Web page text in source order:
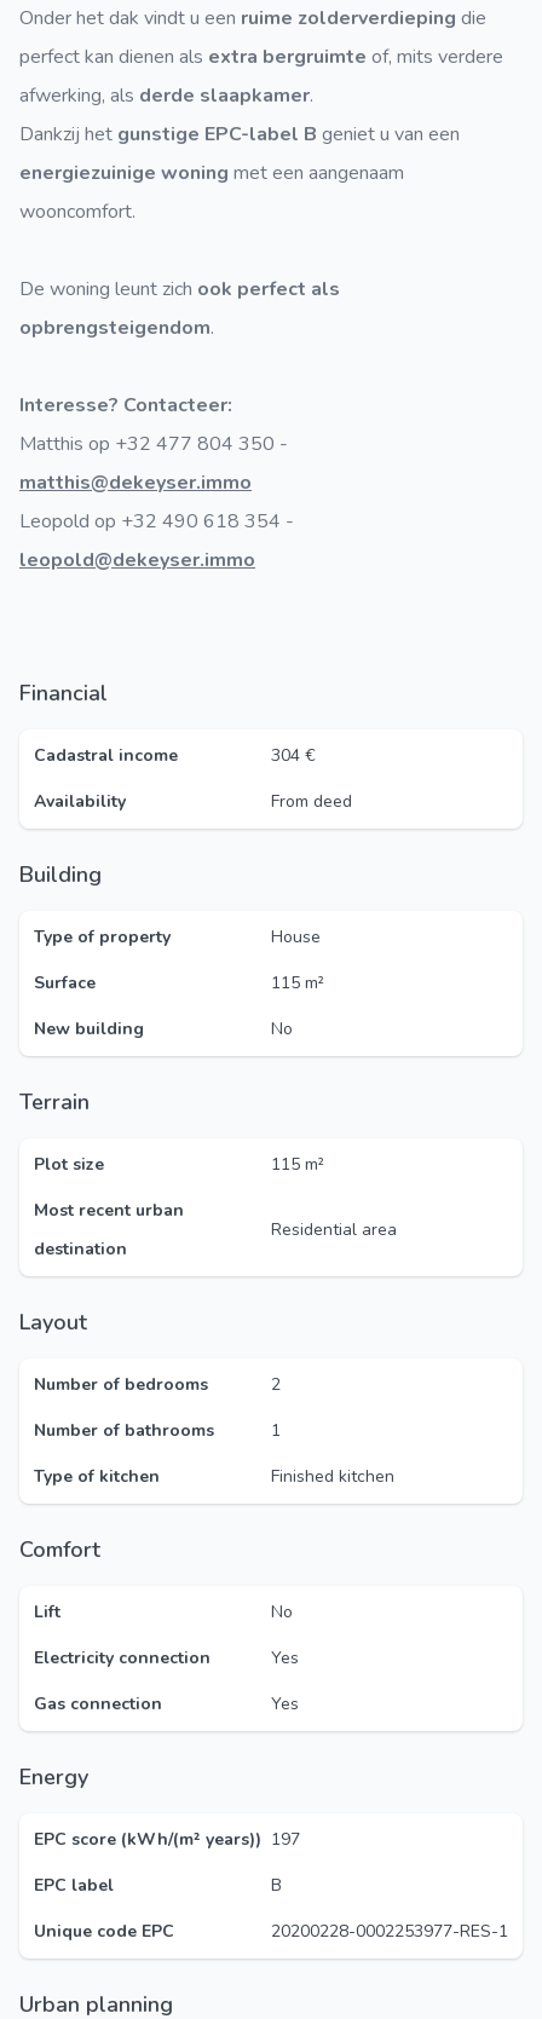
Onder het dak vindt u een ruime zolderverdieping die
perfect kan dienen als extra bergruimte of, mits verdere
afwerking, als derde slaapkamer.
Dankzij het gunstige EPC-label B geniet u van een
energiezuinige woning met een aangenaam
wooncomfort.
De woning leunt zich ook perfect als
opbrengsteigendom.
Interesse? Contacteer:
Matthis op +32 477 804 350 -
matthis@dekeyser.immo
Leopold op +32 490 618 354 -
leopold@dekeyser.immo
Financial
Cadastral income
304 €
Availability
From deed
Building
Type of property
House
Surface
115 m²
New building
No
Terrain
Plot size
115 m²
Most recent urban
destination
Residential area
Layout
Number of bedrooms
2
Number of bathrooms
1
Type of kitchen
Finished kitchen
Comfort
Lift
No
Electricity connection
Yes
Gas connection
Yes
Energy
EPC score (kWh/(m² years)) 197
EPC label
B
Unique code EPC
20200228-0002253977-RES-1
Urban planning